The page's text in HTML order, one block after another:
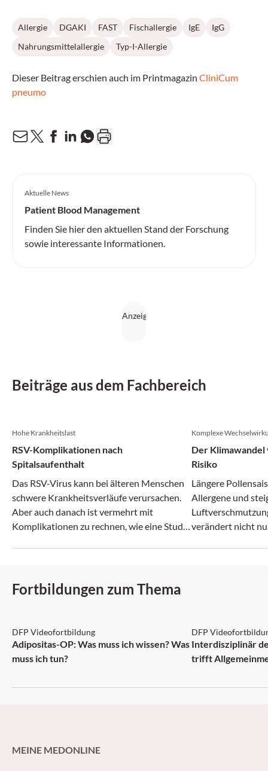
Allergie DGAKI FAST Fischallergie IgE
IgG
Nahrungsmittelallergie
Typ-I-Allergie
Dieser Beitrag erschien auch im Printmagazin CliniCum
pneumo
Aktuelle News
Patient Blood Management
Finden Sie hier den aktuellen Stand der Forschung
sowie interessante Informationen.
Beiträge aus dem Fachbereich
Hohe Krankheitslast
RSV-Komplikationen nach
Spitalsaufenthalt
Das RSV-Virus kann bei älteren Menschen
schwere Krankheitsverläufe verursachen.
Aber auch danach ist vermehrt mit
Komplikationen zu rechnen, wie eine Studie
Komplexe
Der
Risiko
Längere
Allergene und
verändert nicht
Fortbildungen zum Thema
DFP: 2 Punkte
DFP Videofortbildung
Adipositas-OP: Was muss ich wissen? Was
muss ich tun?
DFP
Interdisziplinär
trifft
MEINE MEDONLINE